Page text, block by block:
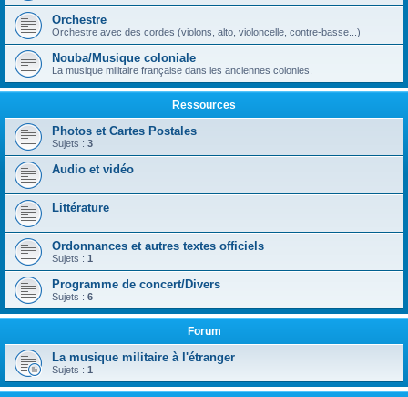
Orchestre
Orchestre avec des cordes (violons, alto, violoncelle, contre-basse...)
Nouba/Musique coloniale
La musique militaire française dans les anciennes colonies.
Ressources
Photos et Cartes Postales
Sujets : 3
Audio et vidéo
Littérature
Ordonnances et autres textes officiels
Sujets : 1
Programme de concert/Divers
Sujets : 6
Forum
La musique militaire à l'étranger
Sujets : 1